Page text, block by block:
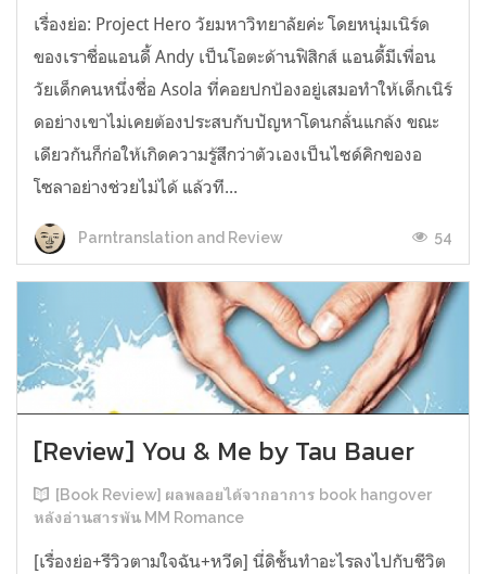
เรื่องย่อ: Project Hero วัยมหาวิทยาลัยค่ะ โดยหนุ่มเนิร์ด
ของเราชื่อแอนดี้ Andy เป็นโอตะด้านฟิสิกส์ แอนดี้มีเพื่อน
วัยเด็กคนหนึ่งชื่อ Asola ที่คอยปกป้องอยู่เสมอทำให้เด็กเนิร์
ดอย่างเขาไม่เคยต้องประสบกับปัญหาโดนกลั่นแกล้ง ขณะ
เดียวกันก็ก่อให้เกิดความรู้สึกว่าตัวเองเป็นไซด์คิกของอ
โซลาอย่างช่วยไม่ได้ แล้วที...
Parntranslation and Review 54
[Review] You & Me by Tau Bauer
[Book Review] ผลพลอยได้จากอาการ book hangover
หลังอ่านสารพัน MM Romance
[เรื่องย่อ+รีวิวตามใจฉัน+หวีด] นี่ดิชั้นทำอะไรลงไปกับชีวิต